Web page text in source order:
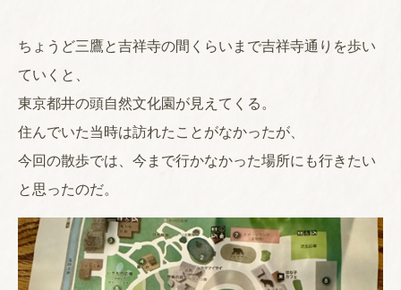
ちょうど三鷹と吉祥寺の間くらいまで吉祥寺通りを歩い
ていくと、
東京都井の頭自然文化園が見えてくる。
住んでいた当時は訪れたことがなかったが、
今回の散歩では、今まで行かなかった場所にも行きたい
と思ったのだ。